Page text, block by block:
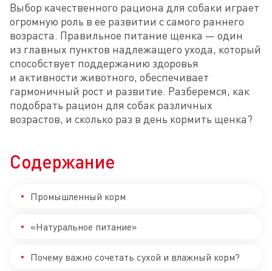
Выбор качественного рациона для собаки играет
огромную роль в ее развитии с самого раннего
возраста. Правильное питание щенка — один
из главных пунктов надлежащего ухода, который
способствует поддержанию здоровья
и активности животного, обеспечивает
гармоничный рост и развитие. Разберемся, как
подобрать рацион для собак различных
возрастов, и сколько раз в день кормить щенка?
Содержание
Промышленный корм
«Натуральное питание»
Почему важно сочетать сухой и влажный корм?